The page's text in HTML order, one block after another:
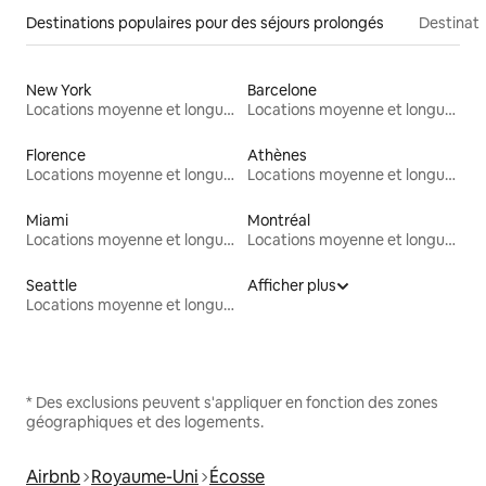
Destinations populaires pour des séjours prolongés
New York
Locations moyenne et longue durée
Barcelone
Locations moyenne et longue durée
Florence
Locations moyenne et longue durée
Athènes
Locations moyenne et longue durée
Miami
Locations moyenne et longue durée
Montréal
Locations moyenne et longue durée
Seattle
Locations moyenne et longue durée
Afficher plus
* Des exclusions peuvent s'appliquer en fonction des zones
géographiques et des logements.
Airbnb Royaume-Uni Écosse